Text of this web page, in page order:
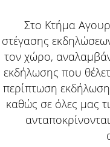
Στο Κτήμα
στέγασης
τον χώρο,
εκδήλωσης που
περίπτωση
καθώς σε όλες μας